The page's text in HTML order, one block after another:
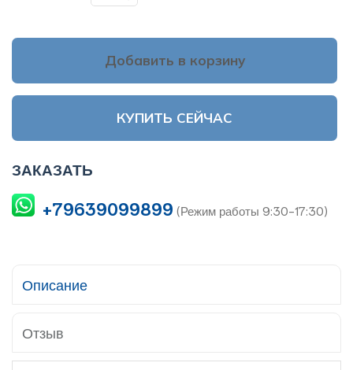
Добавить в корзину
КУПИТЬ СЕЙЧАС
ЗАКАЗАТЬ
+79639099899 (Режим работы 9:30-17:30)
Описание
Отзыв